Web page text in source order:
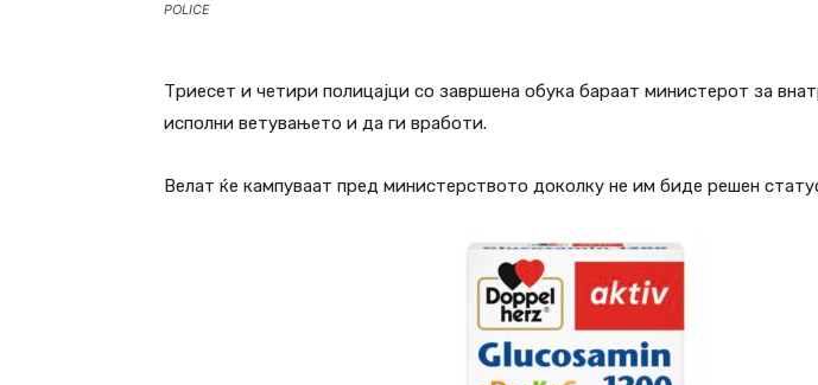
POLICE
Триесет и четири полицајци со завршена обука бараат министерот за
исполни ветувањето и да ги вработи.
Велат ќе кампуваат пред министерството доколку не им биде решен